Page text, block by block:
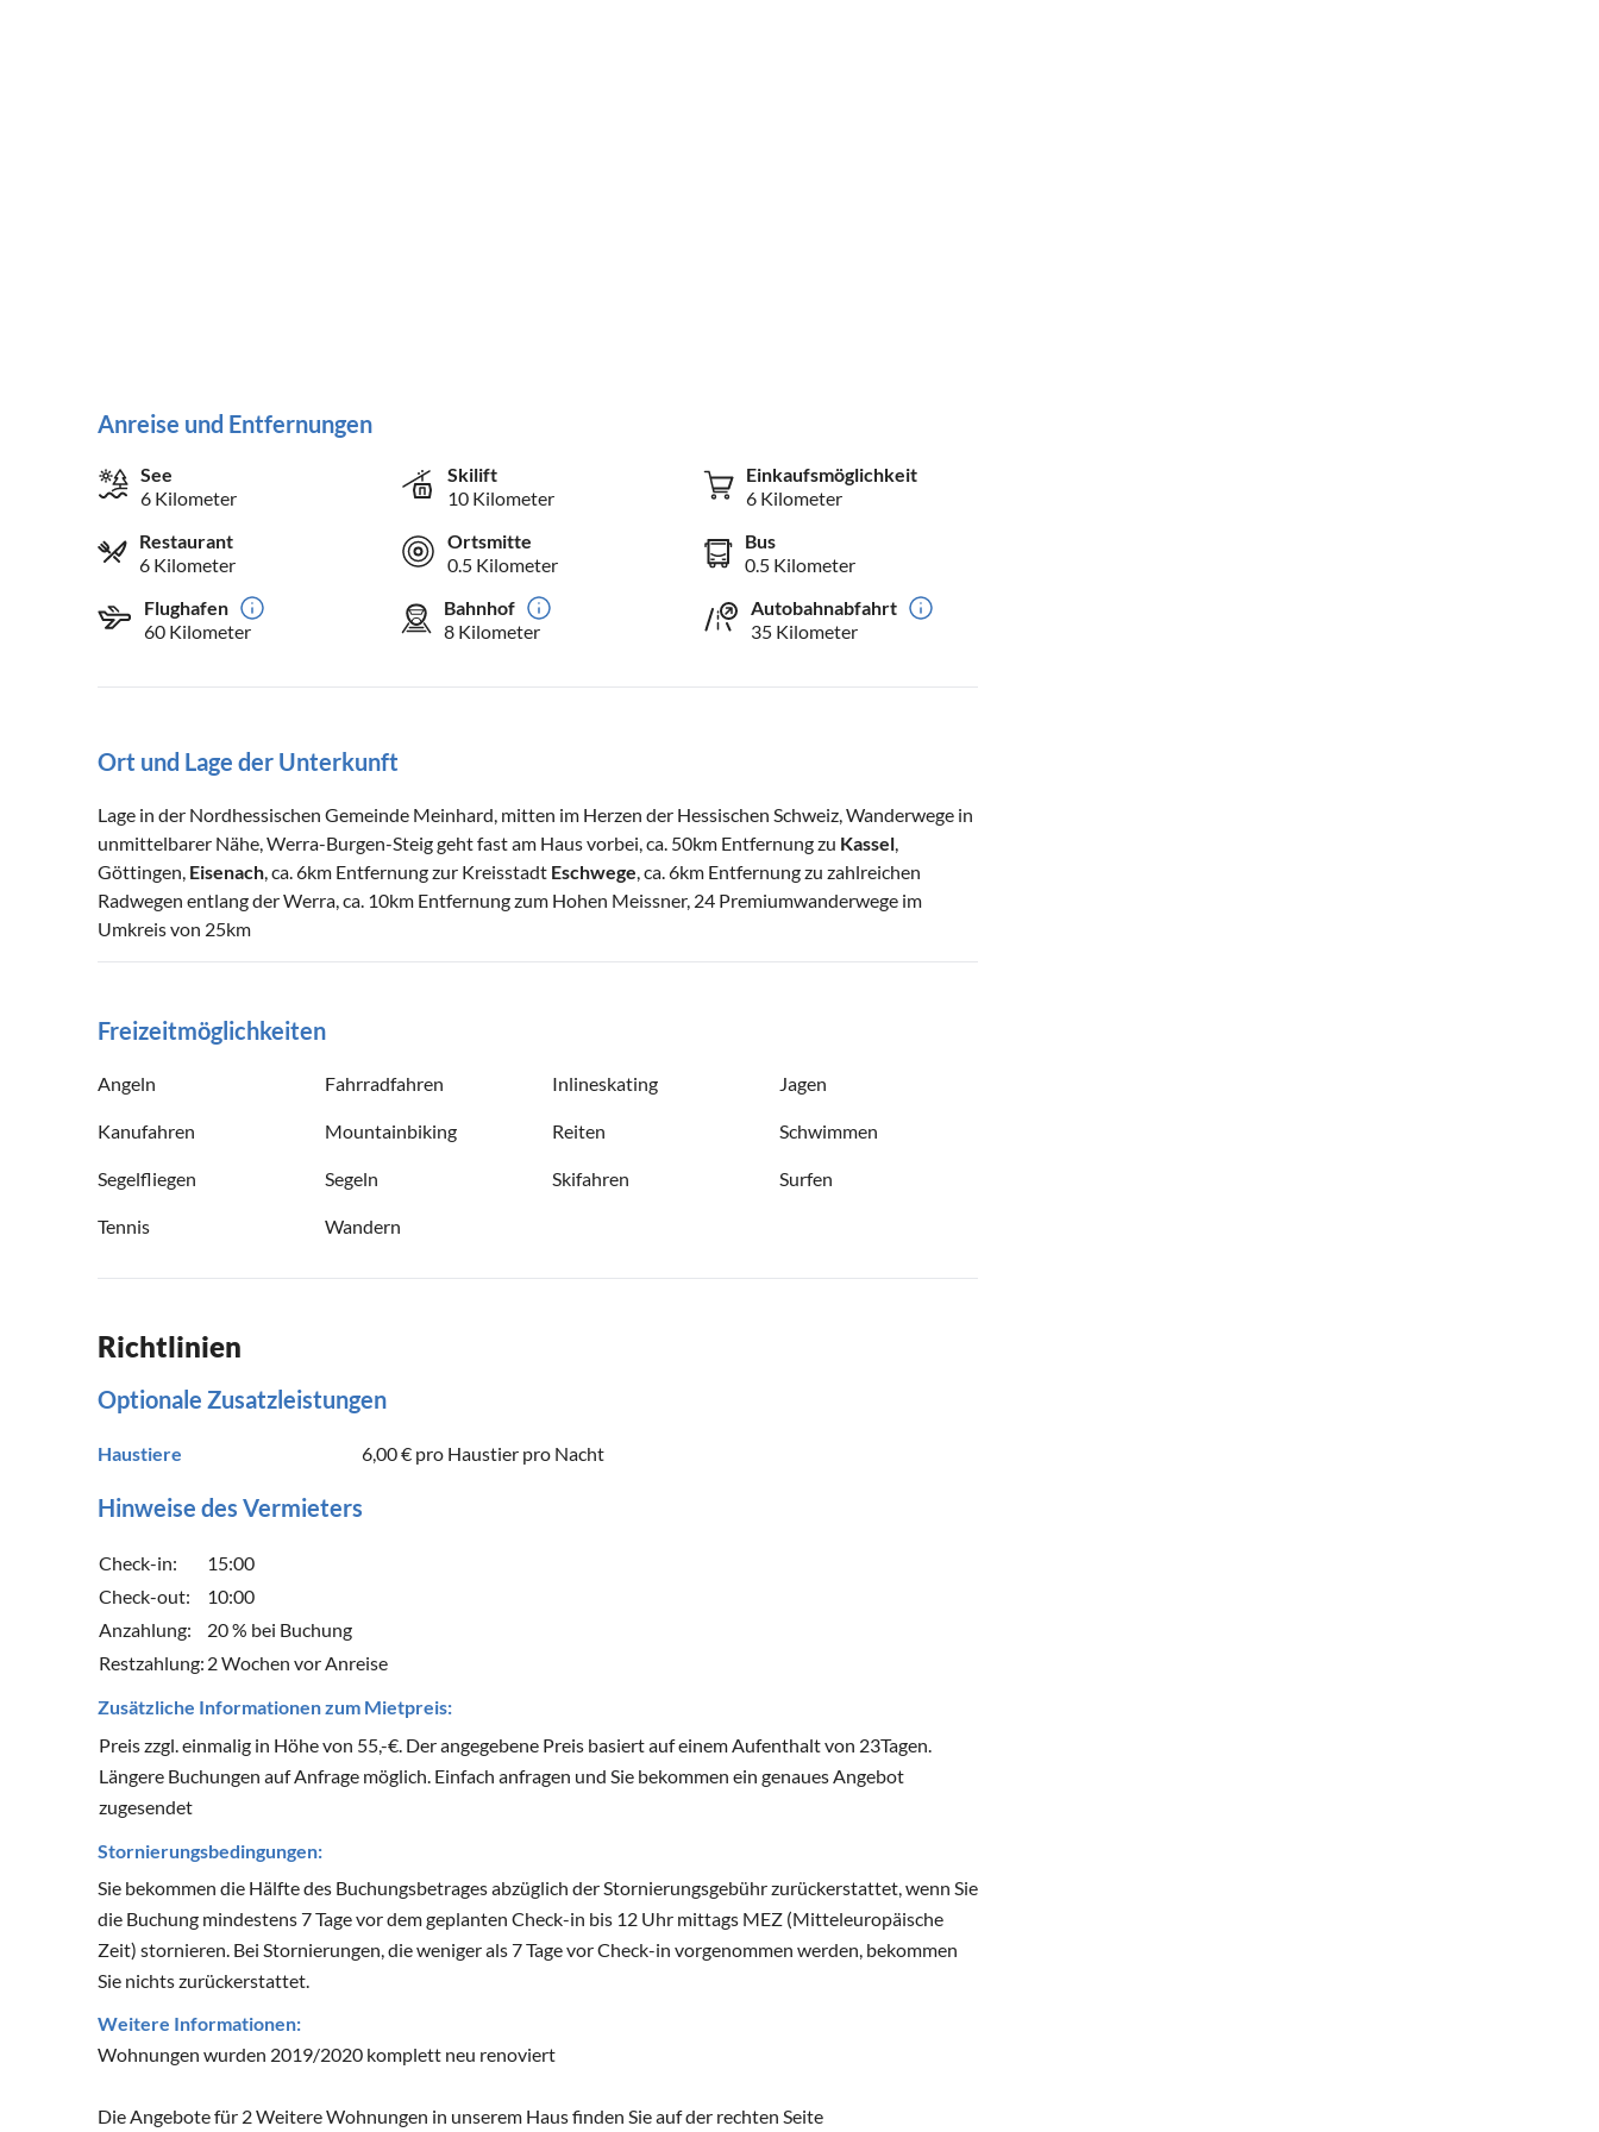
Anreise und Entfernungen
See
6 Kilometer
Skilift
10 Kilometer
Einkaufsmöglichkeit
6 Kilometer
Restaurant
6 Kilometer
Ortsmitte
0.5 Kilometer
Bus
0.5 Kilometer
Flughafen
60 Kilometer
Bahnhof
8 Kilometer
Autobahnabfahrt
35 Kilometer
Ort und Lage der Unterkunft
Lage in der Nordhessischen Gemeinde Meinhard, mitten im Herzen der Hessischen Schweiz, Wanderwege in
unmittelbarer Nähe, Werra-Burgen-Steig geht fast am Haus vorbei, ca. 50km Entfernung zu Kassel,
Göttingen, Eisenach, ca. 6km Entfernung zur Kreisstadt Eschwege, ca. 6km Entfernung zu zahlreichen
Radwegen entlang der Werra, ca. 10km Entfernung zum Hohen Meissner, 24 Premiumwanderwege im
Umkreis von 25km
Freizeitmöglichkeiten
Angeln Fahrradfahren Inlineskating Jagen
Kanufahren Mountainbiking Reiten Schwimmen
Segelfliegen Segeln Skifahren Surfen
Tennis Wandern
Richtlinien
Optionale Zusatzleistungen
Haustiere 6,00 € pro Haustier pro Nacht
Hinweise des Vermieters
Check-in:
15:00
Check-out:
10:00
Anzahlung:
20 % bei Buchung
Restzahlung: 2 Wochen vor Anreise
Zusätzliche Informationen zum Mietpreis:
Preis zzgl. einmalig in Höhe von 55,-€. Der angegebene Preis basiert auf einem Aufenthalt von 23Tagen.
Längere Buchungen auf Anfrage möglich. Einfach anfragen und Sie bekommen ein genaues Angebot
zugesendet
Stornierungsbedingungen:
Sie bekommen die Hälfte des Buchungsbetrages abzüglich der Stornierungsgebühr zurückerstattet, wenn Sie
die Buchung mindestens 7 Tage vor dem geplanten Check-in bis 12 Uhr mittags MEZ (Mitteleuropäische
Zeit) stornieren. Bei Stornierungen, die weniger als 7 Tage vor Check-in vorgenommen werden, bekommen
Sie nichts zurückerstattet.
Weitere Informationen:
Wohnungen wurden 2019/2020 komplett neu renoviert
Die Angebote für 2 Weitere Wohnungen in unserem Haus finden Sie auf der rechten Seite